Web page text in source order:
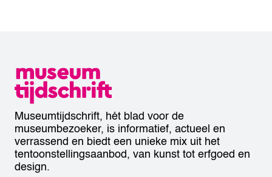
Museumtijdschrift, hét blad voor de
museumbezoeker, is informatief, actueel en
verrassend en biedt een unieke mix uit het
tentoonstellingsaanbod, van kunst tot erfgoed en
design.